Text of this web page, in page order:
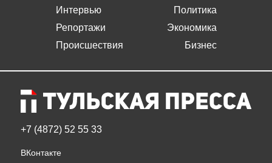
Интервью
Репортажи
Происшествия
Политика
Экономика
Бизнес
+7 (4872) 52 55 33
ВКонтакте